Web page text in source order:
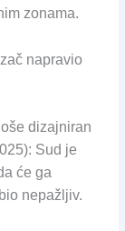
zonama.
napravio
dizajniran
Sud je
će ga
nepažljiv.